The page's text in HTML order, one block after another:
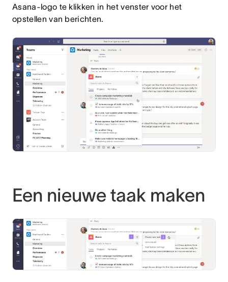
Asana-logo te klikken in het venster voor het
opstellen van berichten.
Een nieuwe taak maken